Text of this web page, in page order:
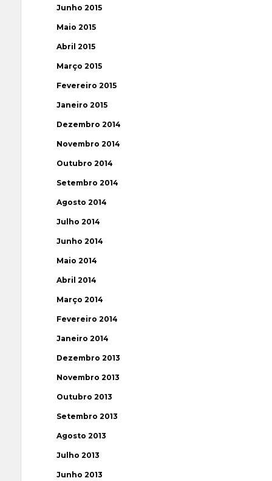
Junho 2015
Maio 2015
Abril 2015
Março 2015
Fevereiro 2015
Janeiro 2015
Dezembro 2014
Novembro 2014
Outubro 2014
Setembro 2014
Agosto 2014
Julho 2014
Junho 2014
Maio 2014
Abril 2014
Março 2014
Fevereiro 2014
Janeiro 2014
Dezembro 2013
Novembro 2013
Outubro 2013
Setembro 2013
Agosto 2013
Julho 2013
Junho 2013